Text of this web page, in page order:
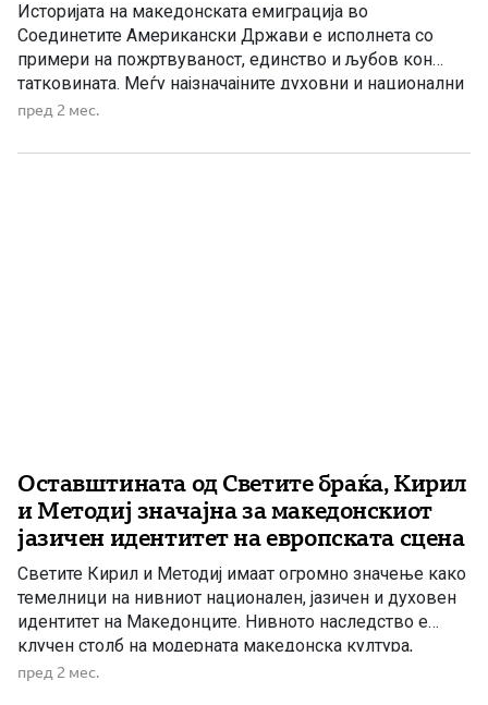
Историјата на македонската емиграција во
Соединетите Американски Држави е исполнета со
примери на пожртвуваност, единство и љубов кон
татковината. Меѓу најзначајните духовни и национални
симболи на Македонците во Америка се
претставуваат места каде што се чуваат верата,
пред 2 мес.
Оставштината од Светите браќа, Кирил
и Методиј значајна за македонскиот
јазичен идентитет на европската сцена
Светите Кирил и Методиј имаат огромно значење како
темелници на нивниот национален, јазичен и духовен
идентитет на Македонците. Нивното наследство е
клучен столб на модерната македонска култура,
директно поврзувајќи го наследството на нацијата со
пред 2 мес.